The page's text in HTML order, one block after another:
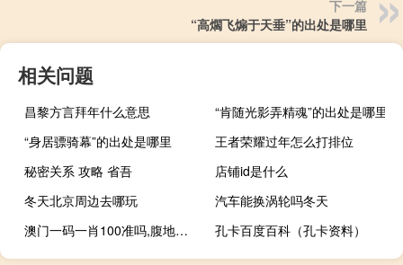
下一篇
“高爓飞煽于天垂”的出处是哪里
相关问题
昌黎方言拜年什么意思
“肯随光影弄精魂”的出处是哪里
“身居骠骑幕”的出处是哪里
王者荣耀过年怎么打排位
秘密关系 攻略 省吾
店铺id是什么
冬天北京周边去哪玩
汽车能换涡轮吗冬天
澳门一码一肖100准吗,腹地精选解释落实_iPad41.59.41
孔卡百度百科（孔卡资料）